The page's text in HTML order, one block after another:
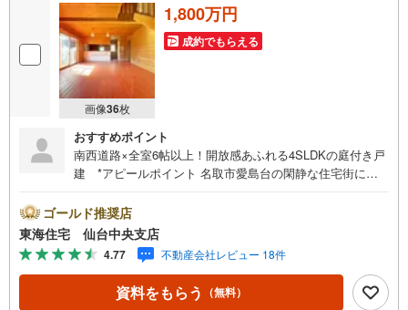
画像36枚
1,800万円
成約でもらえる
おすすめポイント
南西道路×全室6帖以上！開放感あふれる4SLDKの庭付き戸
建 *アピールポイント 名取市愛島台の閑静な住宅街に位
路に面した明るい住まいです。22帖の広々リビングはリビ
ングイン階段＆吹抜で開放感良好。蓄電池付きで家計にも
安心。庭付きで家庭菜園やガーデニングも楽しめます。*購
入サポート情報 1お客様のご希望・弊社おすすめの金融機
関での住宅ローン事前審査を行えます（無料）既存ローン
がある方や借入金額の目安が知りたい人もお気軽にご相談
ゴールド推奨店
東海住宅 仙台中央支店
4.77 不動産会社レビュー 18件
資料をもらう （無料）